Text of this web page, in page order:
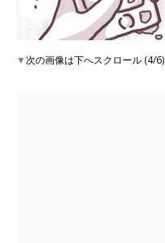
▼次の画像は下へスクロール (4/6)